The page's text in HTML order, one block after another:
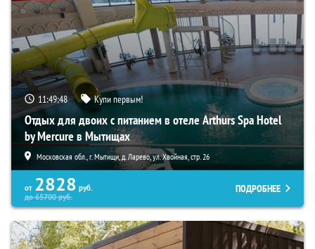
11:49:46 Купи первым!
Отдых для двоих с питанием в отеле Arthurs Spa Hotel
by Mercure в Мытищах
Московская обл., г. Мытищи, д. Ларево, ул. Хвойная, стр. 26
от 2828 руб.
до65700руб.
ПОДРОБНЕЕ